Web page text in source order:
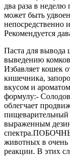
два раза в
может быть
непосредственно
Рекомендуется
Паста для вывода
выведению
Избавляет кошек
кишечника,
вкусом и
формулу:-
облегчает
пищеварительный
выраженным
животных в очень
реакции. В этих